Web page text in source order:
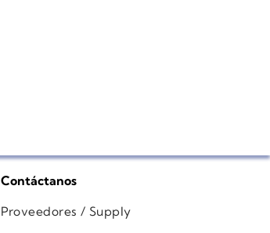
Contáctanos
Proveedores / Supply